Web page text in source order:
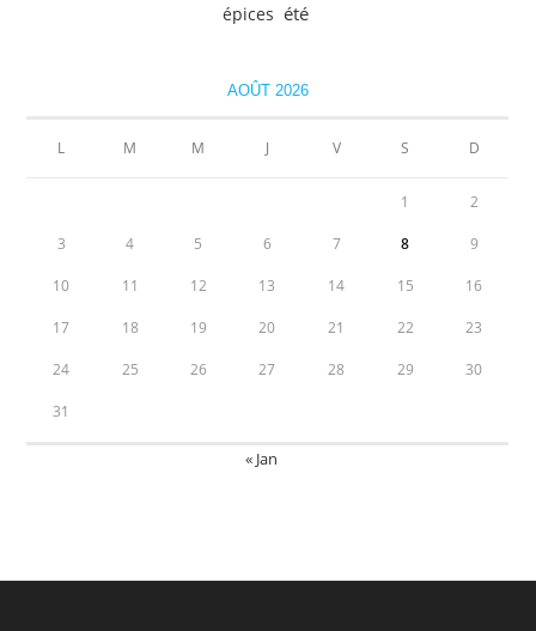
épices été
AOÛT 2026
L M M J V S D
1 2
3 4 5 6 7 8 9
10 11 12 13 14 15 16
17 18 19 20 21 22 23
24 25 26 27 28 29 30
31
« Jan